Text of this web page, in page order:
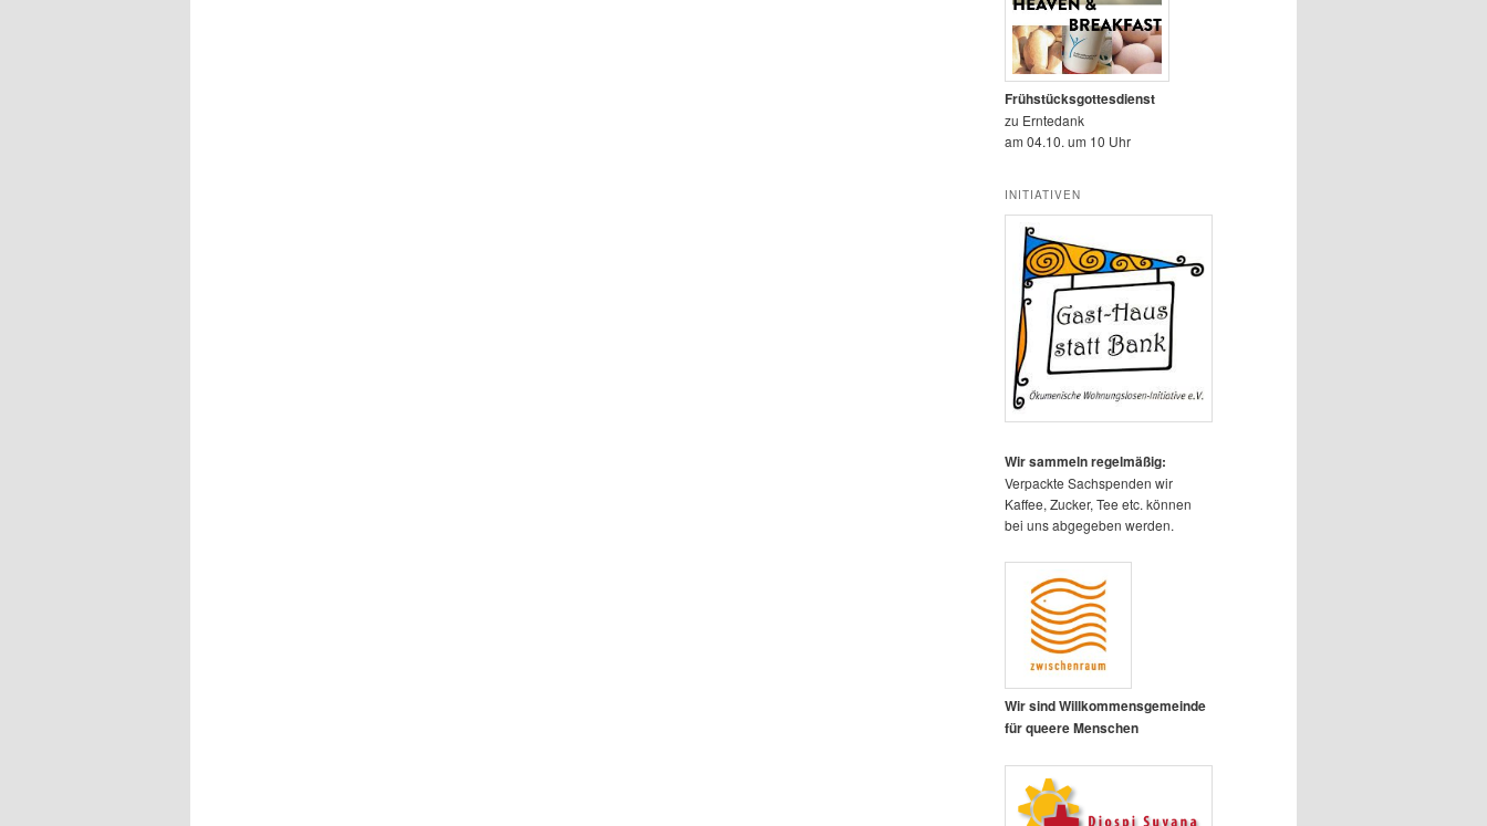
Frühstücksgottesdienst
zu Erntedank
am 04.10. um 10 Uhr
INITIATIVEN
Wir sammeln regelmäßig:
Verpackte Sachspenden wir
Kaffee, Zucker, Tee etc. können
bei uns abgegeben werden.
Wir sind Willkommensgemeinde
für queere Menschen